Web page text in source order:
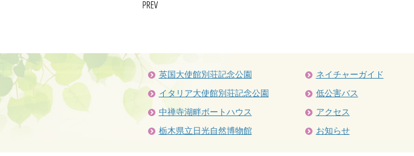
英国大使館別荘記念公園
イタリア大使館別荘記念公園
中禅寺湖畔ボートハウス
栃木県立日光自然博物館
ネイチャーガイド
低公害バス
アクセス
お知らせ